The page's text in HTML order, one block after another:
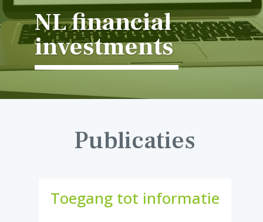
NL financial
investments
Publicaties
Toegang tot informatie